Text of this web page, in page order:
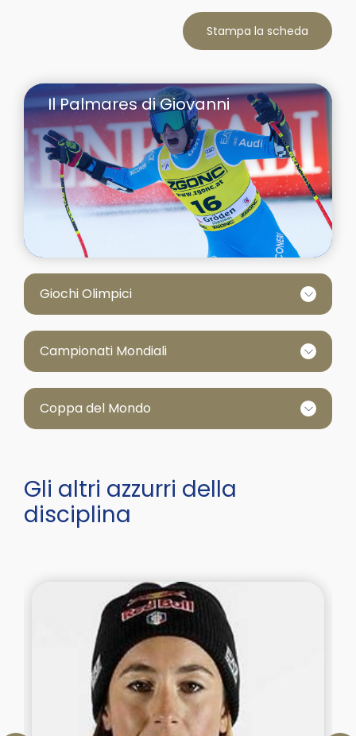
Stampa la scheda
Il Palmares di Giovanni
Giochi Olimpici
Campionati Mondiali
Coppa del Mondo
Gli altri azzurri della
disciplina